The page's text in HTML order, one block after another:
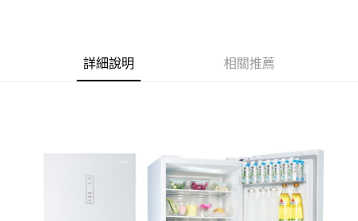
詳細說明 相關推薦